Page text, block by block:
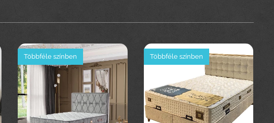
Többféle színben Többféle színben